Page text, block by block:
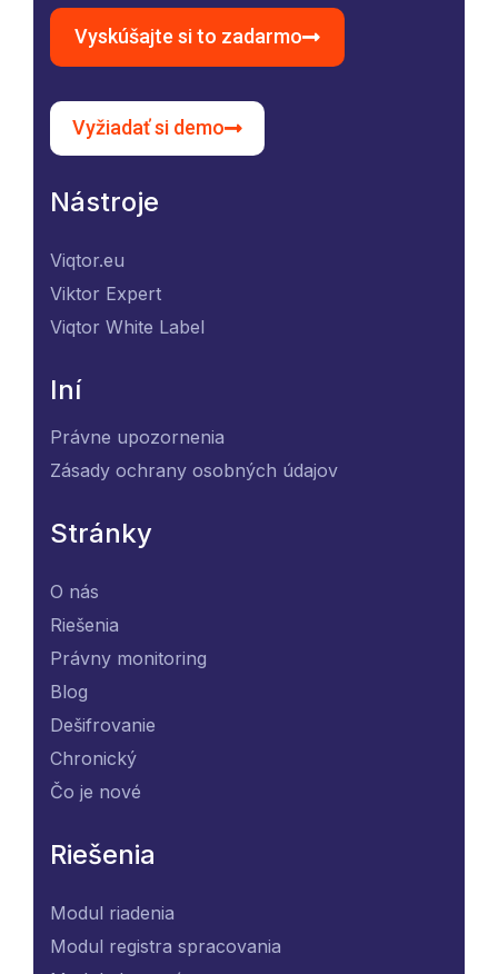
Vyskúšajte si to zadarmo
Vyžiadať si demo
Nástroje
Viqtor.eu
Viktor Expert
Viqtor White Label
Iní
Právne upozornenia
Zásady ochrany osobných údajov
Stránky
O nás
Riešenia
Právny monitoring
Blog
Dešifrovanie
Chronický
Čo je nové
Riešenia
Modul riadenia
Modul registra spracovania